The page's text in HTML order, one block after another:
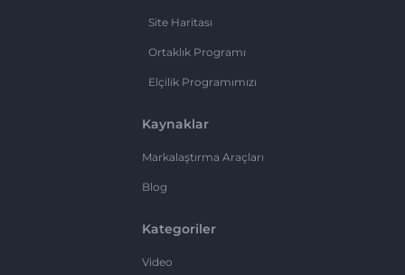
Site Haritası
Ortaklık Programı
Elçilik Programımızı
Kaynaklar
Markalaştırma Araçları
Blog
Kategoriler
Video